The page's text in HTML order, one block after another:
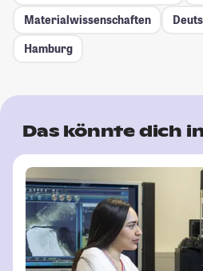
Materialwissenschaften
Hamburg
Das könnte dich